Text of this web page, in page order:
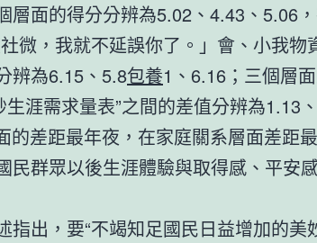
層面的得分分辨為5.02、4.43、5.06
微，我就不延誤你了。」會、小我物
辨為6.15、5.8包養1、6.16；三個層
生涯需求量表”之間的差值分辨為1.13
的差距最年夜，在家庭關系層面差距
民群眾以後生涯體驗與取得感、平安
出，要“不竭知足國民日益增加的美